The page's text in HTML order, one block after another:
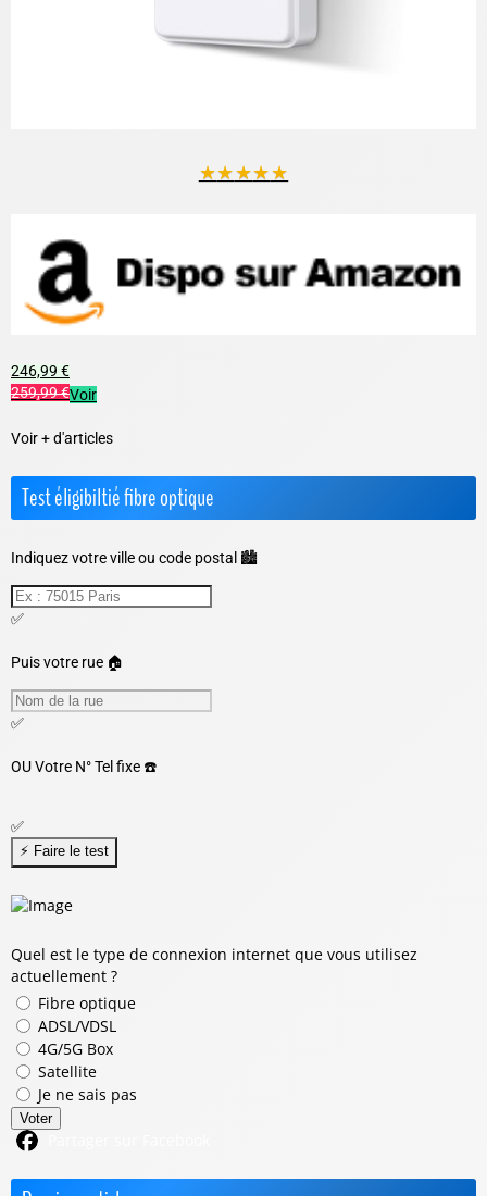
★★★★★
246,99 €
259,99 €Voir
Voir + d'articles
Test éligibiltié fibre optique
Indiquez votre ville ou code postal 🏙️
✅
Puis votre rue 🏠
✅
OUVotre N° Tel fixe ☎️
✅
Quel est le type de connexion internet que vous utilisez
actuellement ?
Fibre optique
ADSL/VDSL
4G/5G Box
Satellite
Je ne sais pas
Voter